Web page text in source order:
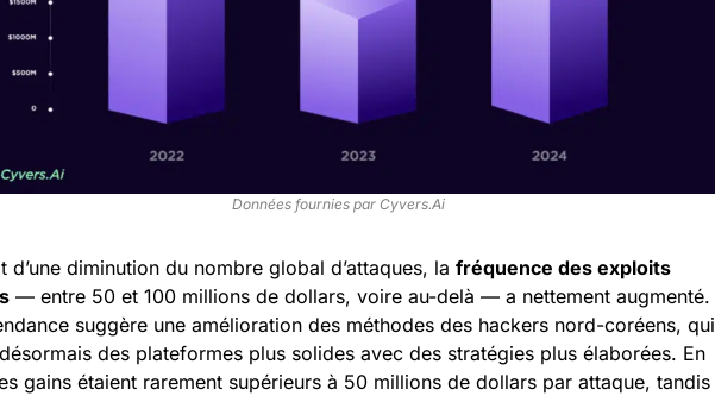
Données fournies par Cyvers.Ai
d’une diminution du nombre global d’attaques, la fréquence des exploits
— entre 50 et 100 millions de dollars, voire au-delà — a nettement augmenté.
suggère une amélioration des méthodes des hackers nord-coréens, qui
des plateformes plus solides avec des stratégies plus élaborées. En
gains étaient rarement supérieurs à 50 millions de dollars par attaque, tandis